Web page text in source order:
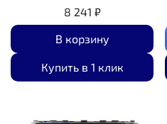
8 241 ₽
В корзину
Купить в 1 клик